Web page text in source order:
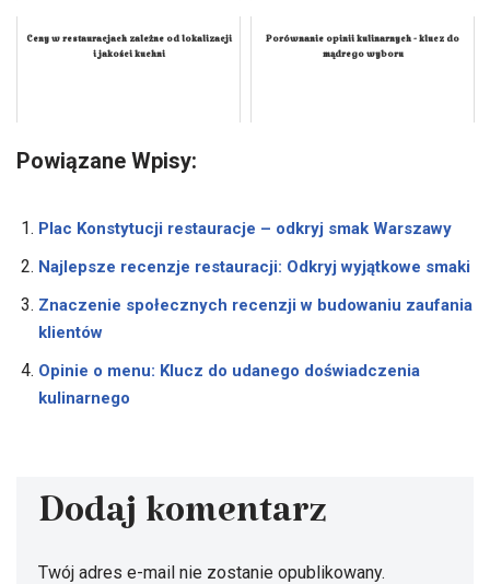
Ceny w restauracjach zależne od lokalizacji
i jakości kuchni
Porównanie opinii kulinarnych - klucz do
mądrego wyboru
Powiązane Wpisy:
Plac Konstytucji restauracje – odkryj smak Warszawy
Najlepsze recenzje restauracji: Odkryj wyjątkowe smaki
Znaczenie społecznych recenzji w budowaniu zaufania
klientów
Opinie o menu: Klucz do udanego doświadczenia
kulinarnego
Dodaj komentarz
Twój adres e-mail nie zostanie opublikowany.